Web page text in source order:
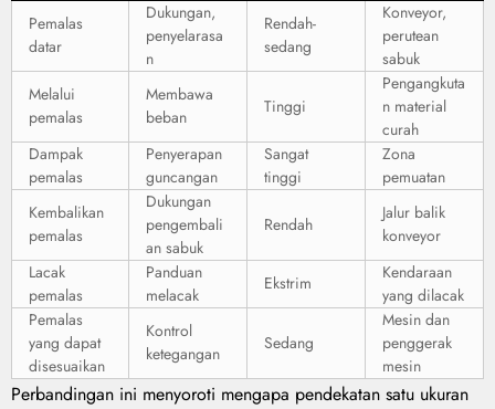
Pemalas
datar
Dukungan,
penyelarasa
n
Rendah-
sedang
Konveyor,
perutean
sabuk
Melalui
pemalas
Membawa
beban
Tinggi
Pengangkuta
n material
curah
Dampak
pemalas
Penyerapan
guncangan
Sangat
tinggi
Zona
pemuatan
Kembalikan
pemalas
Dukungan
pengembali
an sabuk
Rendah
Jalur balik
konveyor
Lacak
pemalas
Panduan
melacak
Ekstrim
Kendaraan
yang dilacak
Pemalas
yang dapat
disesuaikan
Kontrol
ketegangan
Sedang
Mesin dan
penggerak
mesin
Perbandingan ini menyoroti mengapa pendekatan satu ukuran